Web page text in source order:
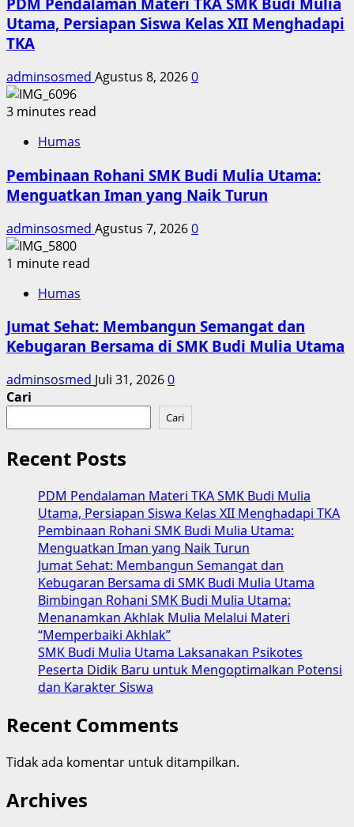
Utama, Persiapan Siswa Kelas XII Menghadapi
TKA
adminsosmed Agustus 8, 20260
3 minutes read
Humas
Pembinaan Rohani SMK Budi Mulia Utama:
Menguatkan Iman yang Naik Turun
adminsosmed Agustus 7, 20260
1 minute read
Humas
Jumat Sehat: Membangun Semangat dan
Kebugaran Bersama di SMK Budi Mulia Utama
adminsosmed Juli 31, 20260
Cari
Cari
Recent Posts
PDM Pendalaman Materi TKA SMK Budi Mulia
Utama, Persiapan Siswa Kelas XII Menghadapi TKA
Pembinaan Rohani SMK Budi Mulia Utama:
Menguatkan Iman yang Naik Turun
Jumat Sehat: Membangun Semangat dan
Kebugaran Bersama di SMK Budi Mulia Utama
Bimbingan Rohani SMK Budi Mulia Utama:
Menanamkan Akhlak Mulia Melalui Materi
“Memperbaiki Akhlak”
SMK Budi Mulia Utama Laksanakan Psikotes
Peserta Didik Baru untuk Mengoptimalkan Potensi
dan Karakter Siswa
Recent Comments
Tidak ada komentar untuk ditampilkan.
Archives